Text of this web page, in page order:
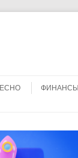
ФИНАНСЫ